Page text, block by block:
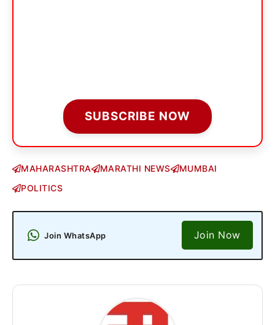
SUBSCRIBE NOW
MAHARASHTRA MARATHI NEWS
MUMBAI
POLITICS
Join WhatsApp Join Now